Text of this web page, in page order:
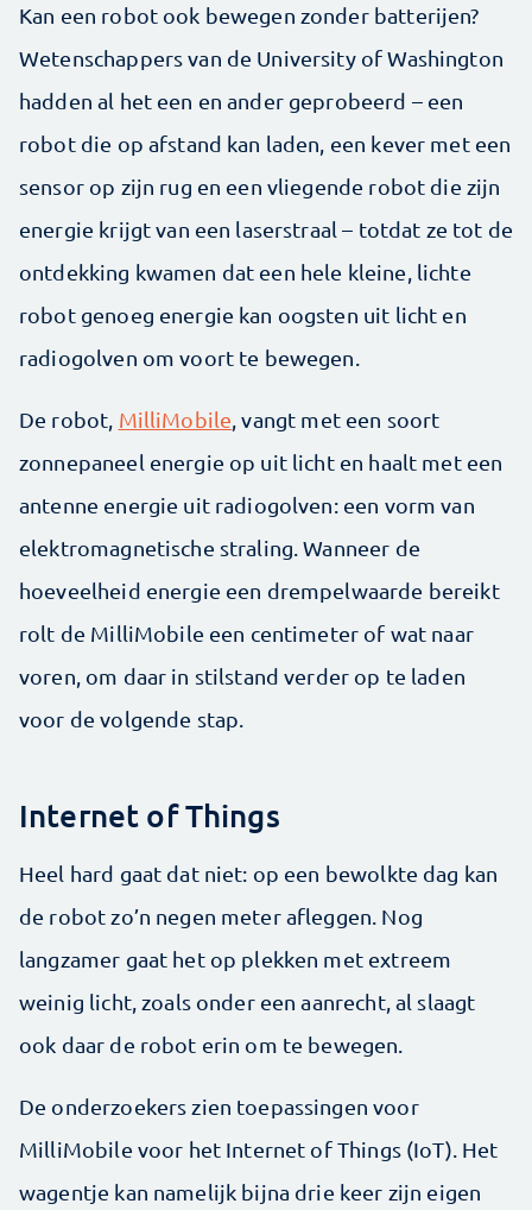
Kan een robot ook bewegen zonder batterijen?
Wetenschappers van de University of Washington
hadden al het een en ander geprobeerd – een
robot die op afstand kan laden, een kever met een
sensor op zijn rug en een vliegende robot die zijn
energie krijgt van een laserstraal – totdat ze tot de
ontdekking kwamen dat een hele kleine, lichte
robot genoeg energie kan oogsten uit licht en
radiogolven om voort te bewegen.
De robot, MilliMobile , vangt met een soort
zonnepaneel energie op uit licht en haalt met een
antenne energie uit radiogolven: een vorm van
elektromagnetische straling. Wanneer de
hoeveelheid energie een drempelwaarde bereikt
rolt de MilliMobile een centimeter of wat naar
voren, om daar in stilstand verder op te laden
voor de volgende stap.
Internet of Things
Heel hard gaat dat niet: op een bewolkte dag kan
de robot zo’n negen meter afleggen. Nog
langzamer gaat het op plekken met extreem
weinig licht, zoals onder een aanrecht, al slaagt
ook daar de robot erin om te bewegen.
De onderzoekers zien toepassingen voor
MilliMobile voor het Internet of Things (IoT). Het
wagentje kan namelijk bijna drie keer zijn eigen